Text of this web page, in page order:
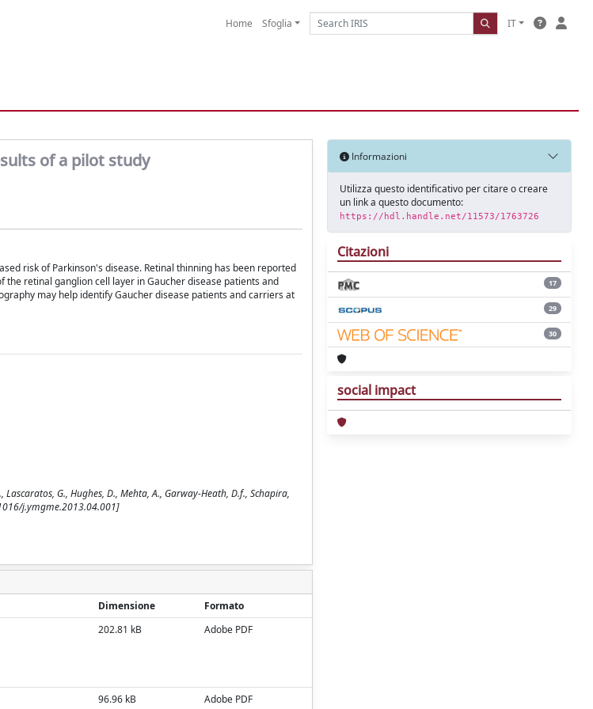
Home Sfoglia IT
of a pilot study
risk of Parkinson's disease. Retinal thinning has been reported
retinal ganglion cell layer in Gaucher disease patients and
may help identify Gaucher disease patients and carriers at
G., Hughes, D., Mehta, A., Garway-Heath, D.f., Schapira,
j.ymgme.2013.04.001]
Dimensione
Formato
202.81 kB Adobe PDF
96.96 kB Adobe PDF
Informazioni
Utilizza questo identificativo per citare o creare
un link a questo documento:
https://hdl.handle.net/11573/1763726
Citazioni
17
29
30
social impact